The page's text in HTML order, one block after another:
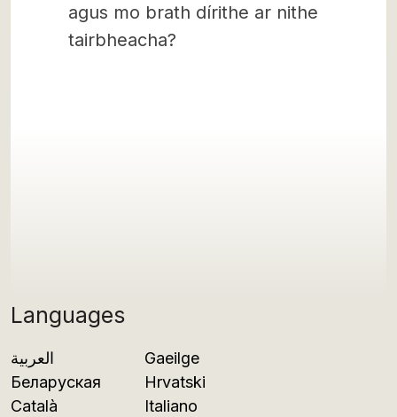
Languages
العربية
Беларуская
Català
Gaeilge
Hrvatski
Italiano
agus mo brath dírithe ar nithe
tairbheacha?